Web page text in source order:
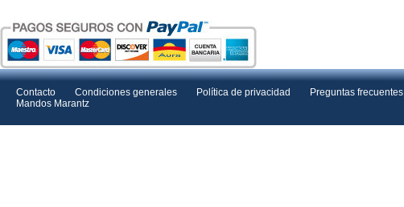
Contacto Condiciones generales Política de privacidad Preguntas frecuentes
Mandos Marantz